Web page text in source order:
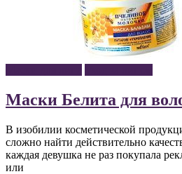
Маски Белита для
В изобилии косметической
сложно найти действительно
каждая девушка не раз покупала
или